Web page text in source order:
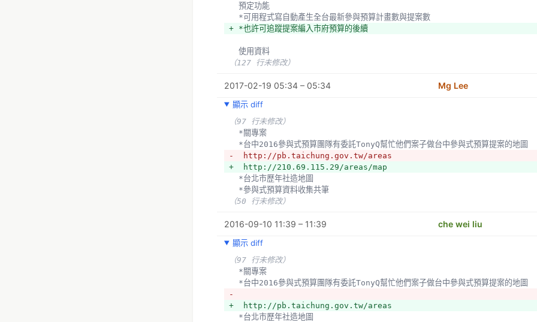
  預定功能
  *可用程式寫自動產生全台最新參與預算計畫數與提案數
+ *也許可追蹤提案編入市府預算的後續
  使用資料
（127 行未修改）
2017-02-19 05:34 – 05:34 Mg Lee
顯示 diff
（97 行未修改）
  *關專案
  *台中2016參與式預算團隊有委託TonyQ幫忙他們案子做台中參與式預算提案的地圖
-  http://pb.taichung.gov.tw/areas
+  http://210.69.115.29/areas/map
  *台北市歷年社造地圖
  *參與式預算資料收集共筆
（50 行未修改）
2016-09-10 11:39 – 11:39 che wei liu
顯示 diff
（97 行未修改）
  *關專案
  *台中2016參與式預算團隊有委託TonyQ幫忙他們案子做台中參與式預算提案的地圖
-
+  http://pb.taichung.gov.tw/areas
  *台北市歷年社造地圖